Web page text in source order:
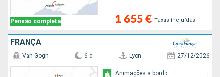
Pensão completa 1 655 € Taxas incluídas
FRANÇA
Van Gogh 6 d Lyon 27/12/2026
Animações a bordo: